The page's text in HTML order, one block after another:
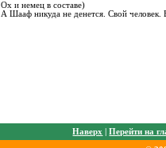
Ох и немец в составе)
А Шааф никуда не денется. Свой
Наверх |Перейти на